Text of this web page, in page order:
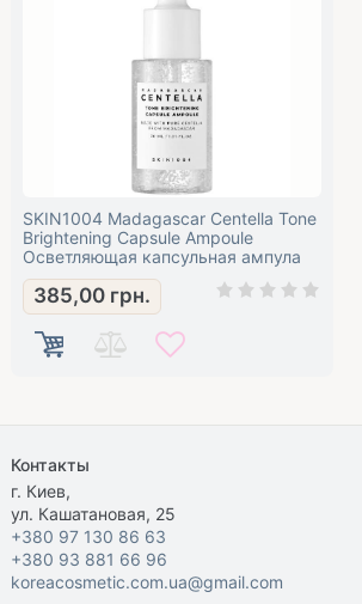
SKIN1004 Madagascar Centella Tone
Brightening Capsule Ampoule
Осветляющая капсульная ампула
385,00 грн.
Контакты
г. Киев,
ул. Кашатановая, 25
+380 97 130 86 63
+380 93 881 66 96
koreacosmetic.com.ua@gmail.com